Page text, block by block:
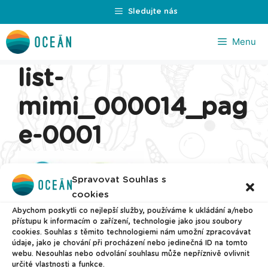
Spravovat Souhlas s
cookies
Abychom poskytli co nejlepší služby, používáme k ukládání a/nebo
přístupu k informacím o zařízení, technologie jako jsou soubory
cookies. Souhlas s těmito technologiemi nám umožní zpracovávat
údaje, jako je chování při procházení nebo jedinečná ID na tomto
webu. Nesouhlas nebo odvolání souhlasu může nepříznivě ovlivnit
určité vlastnosti a funkce.
na
obsah
Sledujte nás
Menu
list-
mimi_000014_pag
e-0001